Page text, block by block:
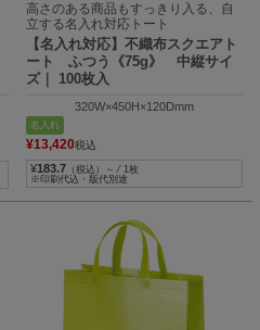
高さのある商品もすっきり入る、自
立する名入れ対応トート
【名入れ対応】不織布スクエアト
ート ふつう《75g》 中縦サイ
ズ｜ 100枚入
320W×450H×120Dmm
名入れ
¥13,420税込
¥183.7 （税込）～ ⁄ 1枚
※印刷代込・版代別途